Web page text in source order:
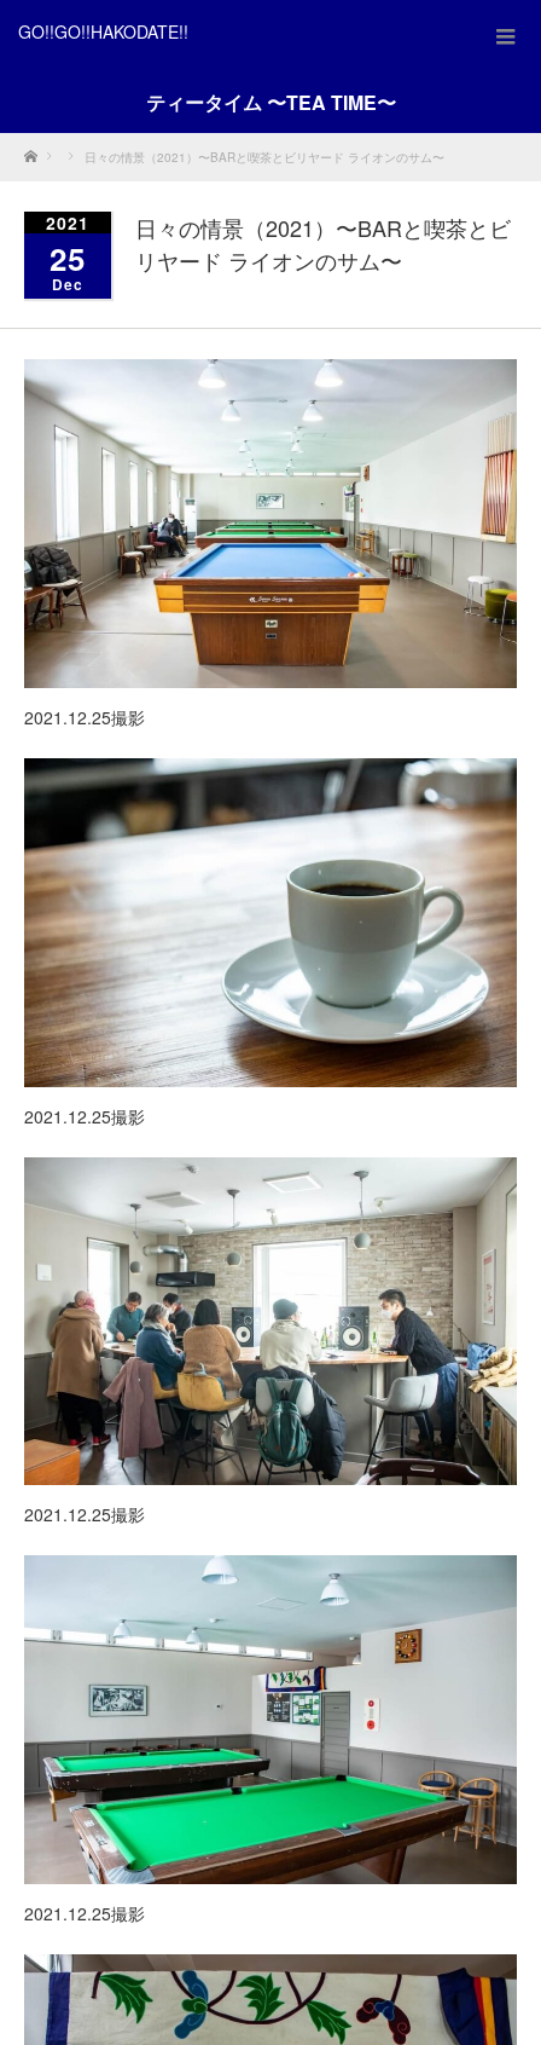
GO!!GO!!HAKODATE!!
ティータイム 〜TEA TIME〜
Home 日々の情景（2021）〜BARと喫茶とビリヤード ライオンのサム〜
2021
25
Dec
日々の情景（2021）〜BARと喫茶とビ
リヤード ライオンのサム〜
2021.12.25撮影
2021.12.25撮影
2021.12.25撮影
2021.12.25撮影